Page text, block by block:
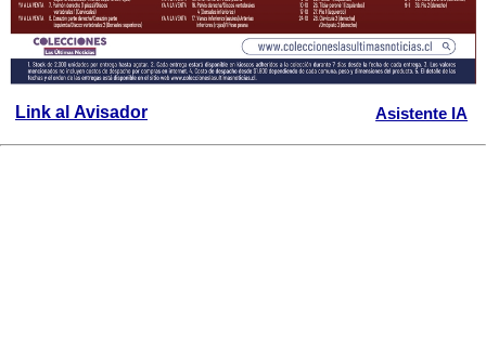
Link al Avisador Asistente IA